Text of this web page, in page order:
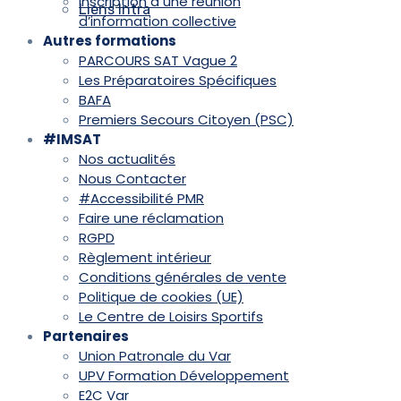
Liens Intra
d’information collective
Autres formations
PARCOURS SAT Vague 2
Les Préparatoires Spécifiques
BAFA
Premiers Secours Citoyen (PSC)
#IMSAT
Nos actualités
Nous Contacter
#Accessibilité PMR
Faire une réclamation
RGPD
Règlement intérieur
Conditions générales de vente
Politique de cookies (UE)
Le Centre de Loisirs Sportifs
Partenaires
Union Patronale du Var
UPV Formation Développement
E2C Var